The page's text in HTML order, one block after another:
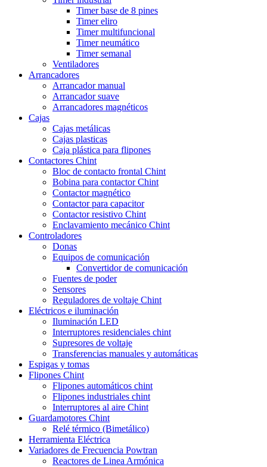
Timer base de 8 pines
Timer eliro
Timer multifuncional
Timer neumático
Timer semanal
Ventiladores
Arrancadores
Arrancador manual
Arrancador suave
Arrancadores magnéticos
Cajas
Cajas metálicas
Cajas plasticas
Caja plástica para flipones
Contactores Chint
Bloc de contacto frontal Chint
Bobina para contactor Chint
Contactor magnético
Contactor para capacitor
Contactor resistivo Chint
Enclavamiento mecánico Chint
Controladores
Donas
Equipos de comunicación
Convertidor de comunicación
Fuentes de poder
Sensores
Reguladores de voltaje Chint
Eléctricos e iluminación
Iluminación LED
Interruptores residenciales chint
Supresores de voltaje
Transferencias manuales y automáticas
Espigas y tomas
Flipones Chint
Flipones automáticos chint
Flipones industriales chint
Interruptores al aire Chint
Guardamotores Chint
Relé térmico (Bimetálico)
Herramienta Eléctrica
Variadores de Frecuencia Powtran
Reactores de Linea Armónica